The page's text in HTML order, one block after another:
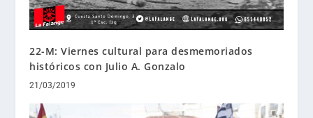
22-M: Viernes cultural para desmemoriados
históricos con Julio A. Gonzalo
21/03/2019